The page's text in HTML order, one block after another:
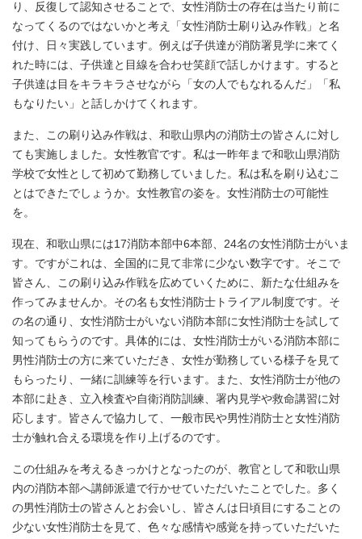
り、反復して認知させることで、女性消防士の存在は当たり前に
なってくるのではないかと考え「女性消防士刷り込み作戦」と名
付け、日々実践しています。例えば子供達が消防署見学に来てく
れた時には、子供達と目線を合わせ笑顔で話しかけます。すると
子供達は目をキラキラさせながら「女の人でもなれるんだ」「私
もなりたい」と話しかけてくれます。
また、この刷り込み作戦は、和歌山県内の消防士の皆さんに対し
ても実施しました。女性教官です。私は一昨年まで和歌山県消防
学校で女性として初めて勤務していました。私は私を刷り込むこ
とはできたでしょうか。女性教官の姿を。女性消防士の可能性
を。
現在、和歌山県には17消防本部中6本部、24名の女性消防士がいま
す。ですがこれは、全国的に見て非常に少ない数字です。そこで
皆さん、この刷り込み作戦を広めていくために、新たな仕組みを
作ってみませんか。その名も女性消防士トライアル制度です。そ
の名の通り、女性消防士がいない消防本部に女性消防士を試して
知ってもらうのです。具体的には、女性消防士がいる消防本部に
男性消防士の方に来ていただき、女性が勤務している様子を見て
もらったり、一緒に訓練等を行います。また、女性消防士が他の
本部に赴き、立入検査や自衛消防訓練、署内見学や救命講習に対
応します。皆さんで協力して、一般市民や男性消防士と女性消防
士が触れ合える環境を作り上げるのです。
この仕組みを考えるきっかけとなったのが、教官として和歌山県
内の消防本部へ講師派遣で行かせていただいたことでした。多く
の男性消防士の皆さんとお会いし、皆さんは日頃目にすることの
少ない女性消防士を見て、色々な感情や感覚を持っていただいた